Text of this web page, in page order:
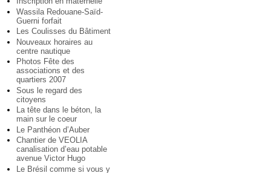
Wassila Redouane-Saïd-
Guerni forfait
Les Coulisses du Bâtiment
Nouveaux horaires au
centre nautique
Photos Fête des
associations et des
quartiers 2007
Sous le regard des
citoyens
La tête dans le béton, la
main sur le coeur
Le Panthéon d’Auber
Chantier de VEOLIA
canalisation d’eau potable
avenue Victor Hugo
Le Brésil comme si vous y